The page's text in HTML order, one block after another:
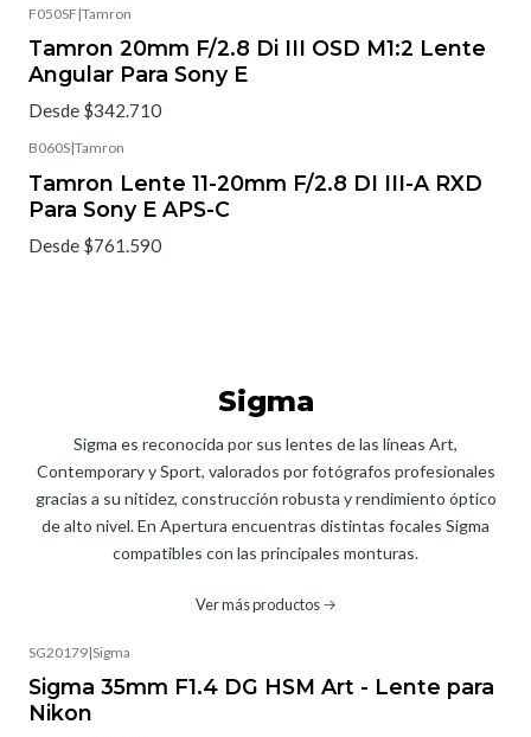
F050SF |Tamron
Tamron 20mm F/2.8 Di III OSD M1:2 Lente
Angular Para Sony E
Desde $342.710
B060S|Tamron
Tamron Lente 11-20mm F/2.8 DI III-A RXD
Para Sony E APS-C
Desde $761.590
Sigma
Sigma es reconocida por sus lentes de las líneas Art,
Contemporary y Sport, valorados por fotógrafos profesionales
gracias a su nitidez, construcción robusta y rendimiento óptico
de alto nivel. En Apertura encuentras distintas focales Sigma
compatibles con las principales monturas.
Ver más productos
SG20179|Sigma
Sigma 35mm F1.4 DG HSM Art - Lente para
Nikon